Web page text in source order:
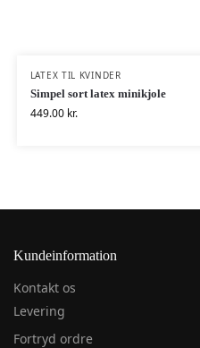
LATEX TIL KVINDER
Simpel sort latex minikjole
449.00 kr.
Kundeinformation
Kontakt os
Levering
Fortryd ordre